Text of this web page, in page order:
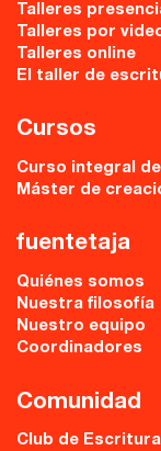
Talleres
Talleres por
Talleres online
El taller de
Cursos
Curso integral
Máster de
fuentetaja
Quiénes somos
Nuestra filosofía
Nuestro equipo
Coordinadores
Comunidad
Club de Escritura